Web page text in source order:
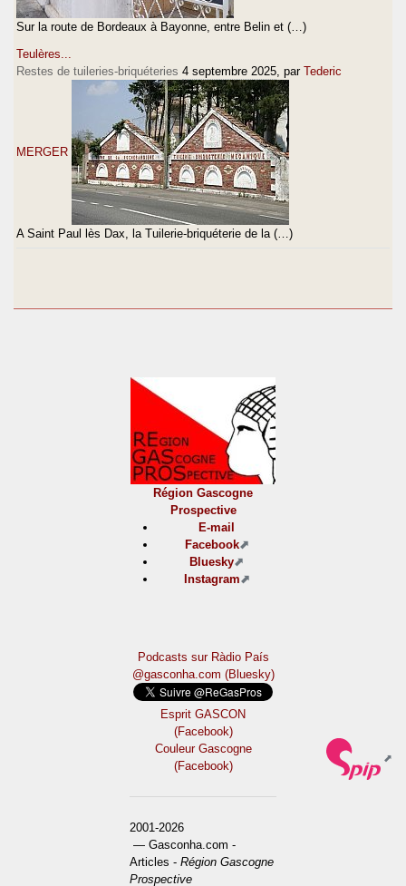
Sur la route de Bordeaux à Bayonne, entre Belin et (…)
Teulères...
Restes de tuileries-briquéteries 4 septembre 2025, par Tederic
MERGER
A Saint Paul lès Dax, la Tuilerie-briquéterie de la (…)
Région Gascogne
Prospective
E-mail
Facebook
Bluesky
Instagram
Podcasts sur Ràdio País
@gasconha.com (Bluesky)
Esprit GASCON
(Facebook)
Couleur Gascogne
(Facebook)
2001-2026
— Gasconha.com -
Articles -Région Gascogne
Prospective